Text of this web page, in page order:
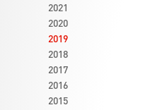
2021
2020
2019
2018
2017
2016
2015